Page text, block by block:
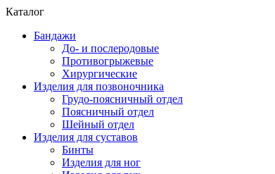
Каталог
Бандажи
До- и послеродовые
Противогрыжевые
Хирургические
Изделия для позвоночника
Грудо-поясничный отдел
Поясничный отдел
Шейный отдел
Изделия для суставов
Бинты
Изделия для ног